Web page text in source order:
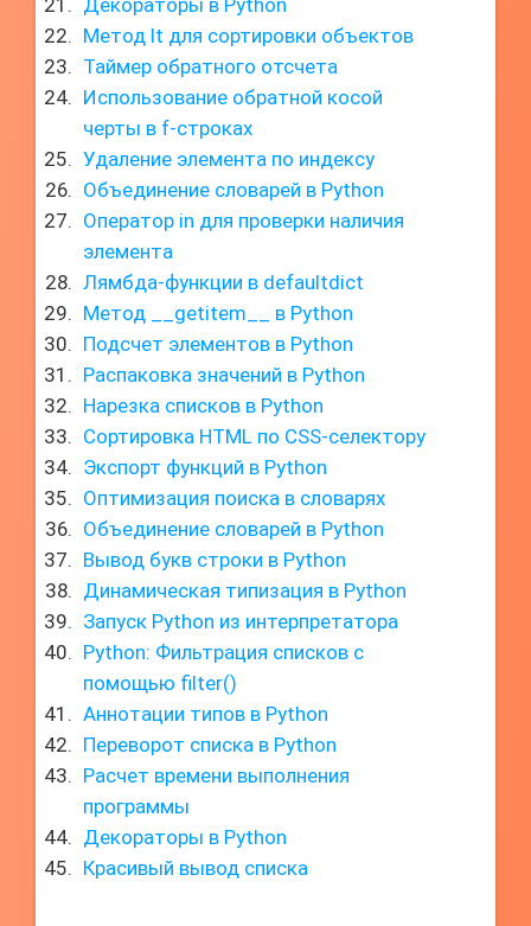
Декораторы в Python
Метод lt для сортировки объектов
Таймер обратного отсчета
Использование обратной косой
черты в f-строках
Удаление элемента по индексу
Объединение словарей в Python
Оператор in для проверки наличия
элемента
Лямбда-функции в defaultdict
Метод __getitem__ в Python
Подсчет элементов в Python
Распаковка значений в Python
Нарезка списков в Python
Сортировка HTML по CSS-селектору
Экспорт функций в Python
Оптимизация поиска в словарях
Объединение словарей в Python
Вывод букв строки в Python
Динамическая типизация в Python
Запуск Python из интерпретатора
Python: Фильтрация списков с
помощью filter()
Аннотации типов в Python
Переворот списка в Python
Расчет времени выполнения
программы
Декораторы в Python
Красивый вывод списка